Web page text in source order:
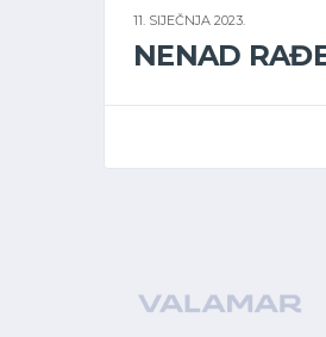
11. SIJEČNJA 2023.
NENAD